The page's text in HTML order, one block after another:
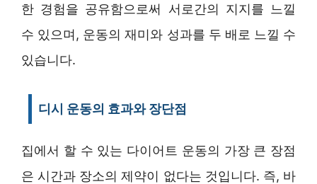
한 경험을 공유함으로써 서로간의 지지를 느낄
수 있으며, 운동의 재미와 성과를 두 배로 느낄 수
있습니다.
디시 운동의 효과와 장단점
집에서 할 수 있는 다이어트 운동의 가장 큰 장점
은 시간과 장소의 제약이 없다는 것입니다. 즉, 바